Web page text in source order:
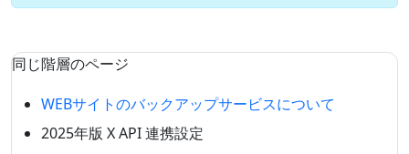
同じ階層のページ
WEBサイトのバックアップサービスについて
2025年版 X API 連携設定